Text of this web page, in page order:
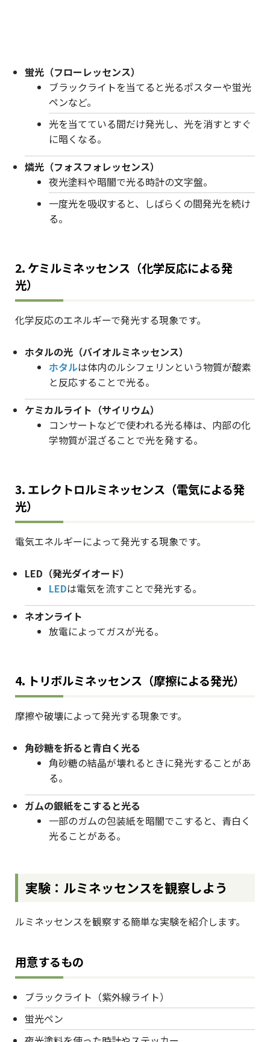
蛍光（フローレッセンス）
ブラックライトを当てると光るポスターや蛍光
ペンなど。
光を当てている間だけ発光し、光を消すとすぐ
に暗くなる。
燐光（フォスフォレッセンス）
夜光塗料や暗闇で光る時計の文字盤。
一度光を吸収すると、しばらくの間発光を続け
る。
2. ケミルミネッセンス（化学反応による発
光）
化学反応のエネルギーで発光する現象です。
ホタルの光（バイオルミネッセンス）
ホタルは体内のルシフェリンという物質が酸素
と反応することで光る。
ケミカルライト（サイリウム）
コンサートなどで使われる光る棒は、内部の化
学物質が混ざることで光を発する。
3. エレクトロルミネッセンス（電気による発
光）
電気エネルギーによって発光する現象です。
LED（発光ダイオード）
LEDは電気を流すことで発光する。
ネオンライト
放電によってガスが光る。
4. トリボルミネッセンス（摩擦による発光）
摩擦や破壊によって発光する現象です。
角砂糖を折ると青白く光る
角砂糖の結晶が壊れるときに発光することがあ
る。
ガムの銀紙をこすると光る
一部のガムの包装紙を暗闇でこすると、青白く
光ることがある。
実験：ルミネッセンスを観察しよう
ルミネッセンスを観察する簡単な実験を紹介します。
用意するもの
ブラックライト（紫外線ライト）
蛍光ペン